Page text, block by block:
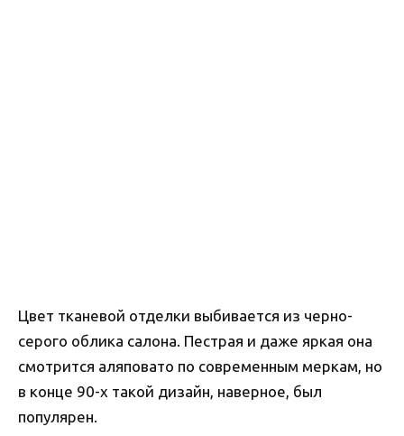
Цвет тканевой отделки выбивается из черно-
серого облика салона. Пестрая и даже яркая она
смотрится аляповато по современным меркам, но
в конце 90-х такой дизайн, наверное, был
популярен.